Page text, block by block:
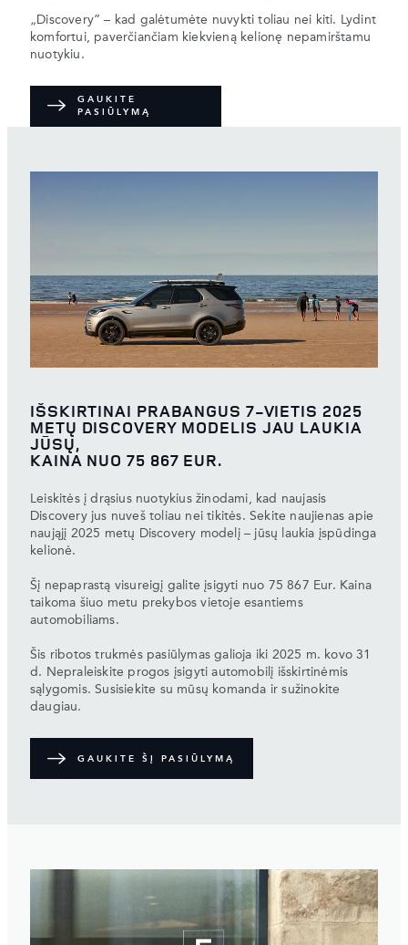
„Discovery” – kad galėtumėte nuvykti toliau nei kiti. Lydint
komfortui, paverčiančiam kiekvieną kelionę nepamirštamu
nuotykiu.
GAUKITE
PASIŪLYMĄ
IŠSKIRTINAI PRABANGUS 7-VIETIS 2025
METŲ DISCOVERY MODELIS JAU LAUKIA
JŪSŲ,
KAINA NUO 75 867 EUR.
Leiskitės į drąsius nuotykius žinodami, kad naujasis
Discovery jus nuveš toliau nei tikitės. Sekite naujienas apie
naująjį 2025 metų Discovery modelį – jūsų laukia įspūdinga
kelionė.
Šį nepaprastą visureigį galite įsigyti nuo 75 867 Eur. Kaina
taikoma šiuo metu prekybos vietoje esantiems
automobiliams.
Šis ribotos trukmės pasiūlymas galioja iki 2025 m. kovo 31
d. Nepraleiskite progos įsigyti automobilį išskirtinėmis
sąlygomis. Susisiekite su mūsų komanda ir sužinokite
daugiau.
GAUKITE ŠĮ PASIŪLYMĄ